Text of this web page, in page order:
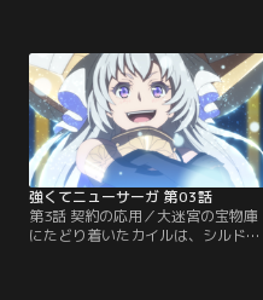
紅の宝石を見つける。石を手に取っ
たその時、カイルは光に包まれ……
次に目覚めると、なんとそこは既に
滅んだはずの故郷だった！4年もの
時を遡ったカイルは、前世の記憶と
経験を武器に2周目の…。
強くてニューサーガ 第03話
第3話 契約の応用／大迷宮の宝物庫
にたどり着いたカイルは、シルドニ